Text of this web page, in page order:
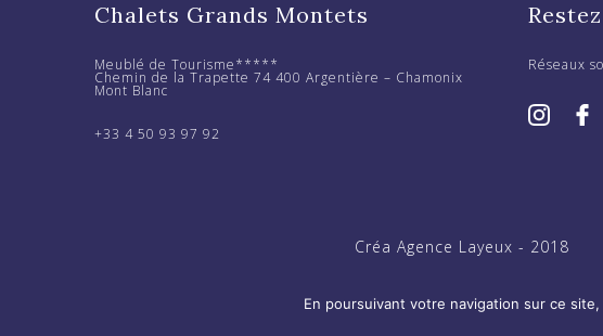
Chalets Grands Montets
Meublé de Tourisme*****
Chemin de la Trapette 74 400 Argentière – Chamonix
Mont Blanc
+33 4 50 93 97 92
Réseaux
Créa Agence Layeux - 2018
En poursuivant votre navigation sur ce